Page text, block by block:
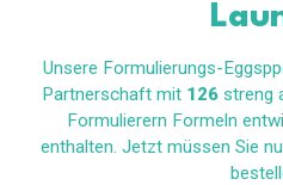
Unsere Formulierungs-
Partnerschaft mit 126 streng
Formulierern Formeln
enthalten. Jetzt müssen Sie